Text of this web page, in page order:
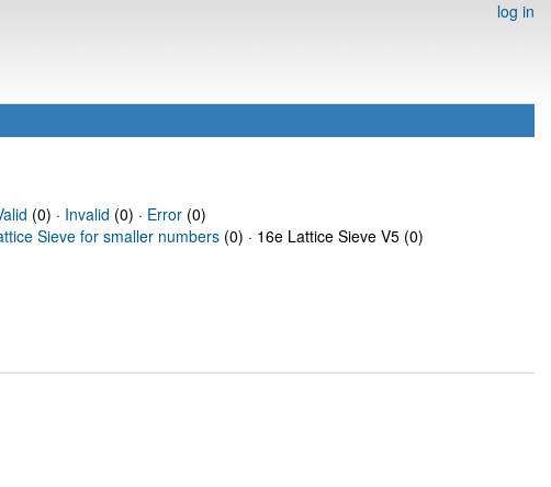
log in
(0) · Invalid (0) · Error(0)
Sieve for smaller numbers (0) · 16e Lattice Sieve V5 (0)